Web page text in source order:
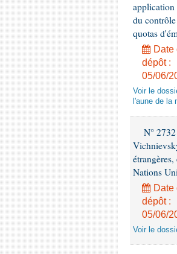
application
du
quotas
Date
dépôt :
05/06/
Voir le
l'aune de la
N°
Nations
Date
dépôt :
05/06/
Voir le